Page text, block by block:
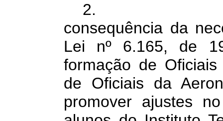
2. A
consequência da
Lei nº 6.165, de
formação de
de Oficiais da
promover ajustes